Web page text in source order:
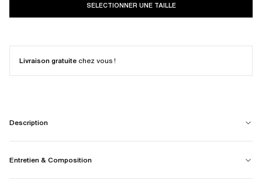
SELECTIONNER UNE TAILLE
Livraison gratuite chez vous !
Description
Entretien & Composition